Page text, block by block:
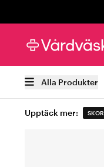
Alla Produkter
Upptäck mer: SKOR